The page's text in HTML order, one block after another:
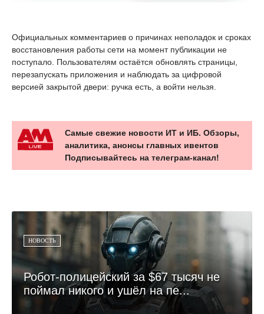
Официальных комментариев о причинах неполадок и сроках
восстановления работы сети на момент публикации не
поступало. Пользователям остаётся обновлять страницы,
перезапускать приложения и наблюдать за цифровой
версией закрытой двери: ручка есть, а войти нельзя.
Самые свежие новости ИТ и ИБ. Обзоры,
аналитика, анонсы главных ивентов
Подписывайтесь на телеграм-канал!
НОВОСТЬ
Робот-полицейский за $67 тысяч не
поймал никого и ушёл на пе...